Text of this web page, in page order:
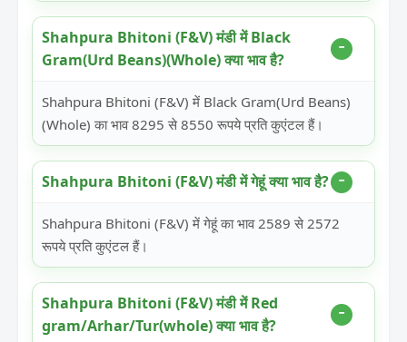
Shahpura Bhitoni (F&V) मंडी में Black
Gram(Urd Beans)(Whole) क्या भाव है?
Shahpura Bhitoni (F&V) में Black Gram(Urd Beans)
(Whole) का भाव 8295 से 8550 रूपये प्रति कुएंटल हैं।
Shahpura Bhitoni (F&V) मंडी में गेहूं क्या भाव है?
Shahpura Bhitoni (F&V) में गेहूं का भाव 2589 से 2572
रूपये प्रति कुएंटल हैं।
Shahpura Bhitoni (F&V) मंडी में Red
gram/Arhar/Tur(whole) क्या भाव है?